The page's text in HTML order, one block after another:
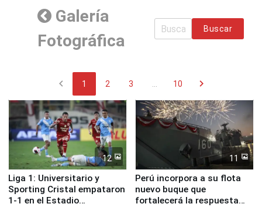
Galería
Fotográfica
Buscar
chevron_left 1 2 3 ... 10 chevron_right
12
Liga 1: Universitario y
Sporting Cristal empataron
1-1 en el Estadio
11
Perú incorpora a su flota
nuevo buque que
fortalecerá la respuesta